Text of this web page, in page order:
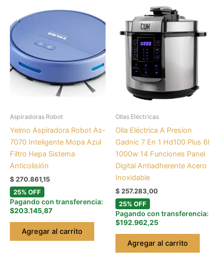
Aspiradoras Robot
Yelmo Aspiradora Robot As-
7070 Inteligente Mopa Azul
Filtro Hepa Sistema
Anticolisión
$ 270.861,15
25% OFF
Pagando con transferencia:
$203.145,87
Agregar al carrito
Ollas Eléctricas
Olla Eléctrica A Presion
Gadnic 7 En 1 Hd100 Plus 6l
1000w 14 Funciones Panel
Digital Antiadherente Acero
Inoxidable
$ 257.283,00
25% OFF
Pagando con transferencia:
$192.962,25
Agregar al carrito